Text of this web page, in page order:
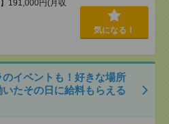
191,000円(月収
気になる！
イベントも！好きな場所
たその日に給料もらえる